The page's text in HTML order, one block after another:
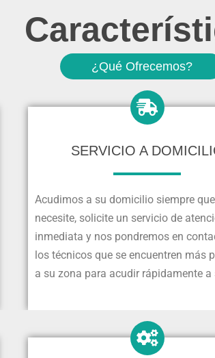
¿Qué Ofrecemos?
SERVICIO A
Acudimos a su domicilio siempre
necesite, solicite un servicio de
inmediata y nos pondremos en
los técnicos que se encuentren más
a su zona para acudir rápidamente a